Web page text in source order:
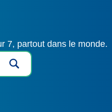
7, partout dans le monde.